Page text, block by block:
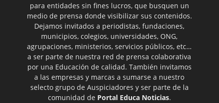
para entidades sin fines lucros, que busquen un
medio de prensa donde visibilizar sus contenidos.
Dejamos invitados a periodistas, fundaciones,
municipios, colegios, universidades, ONG,
agrupaciones, ministerios, servicios públicos, etc…
a ser parte de nuestra red de prensa colaborativa
por una Educación de calidad. También invitamos
a las empresas y marcas a sumarse a nuestro
selecto grupo de Auspiciadores y ser parte de la
comunidad de Portal Educa Noticias.